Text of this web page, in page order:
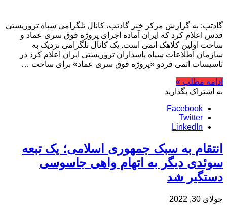
گادتب: به گزارش مرکز خبر گادتب، کانال تلگرامی سپاه تروریستی
قدس اعلام کرد که ایران آماده اجرای پروژه فوق سری عماد و
ساخت اولین کلاهک اتمی است. یک کانال تلگرامی نزدیک به
سازمان اطلاعات سپاه پاسداران تروریستی ایران اعلام کرد در
تاسیسات اتمی فردو «پروژه فوق سری عماد» برای ساخت …
ادامه مطلب »
به اشتراک بگذارید
Facebook
Twitter
LinkedIn
انتقام به سبک جمهوری اسلامی؛ یک تبعه
سوئدی دیگر به اتهام واهی جاسوسی
دستگیر شد
جولای 30, 2022